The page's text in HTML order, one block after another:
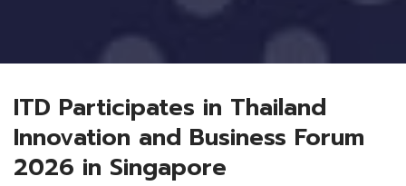
ITD Participates in Thailand
Innovation and Business Forum
2026 in Singapore